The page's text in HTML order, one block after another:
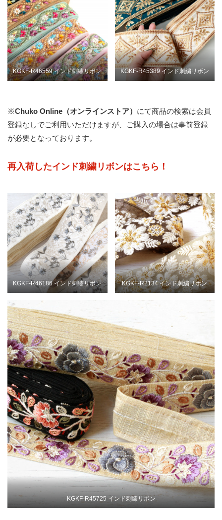
KGKF-R46559 インド刺繍リボン KGKF-R45389 インド刺繍リボン
※Chuko Online（オンラインストア） にて商品の検索は会員
登録なしでご利用いただけますが、ご購入の場合は事前登録
が必要となっております。
再入荷したインド刺繍リボンはこちら！
KGKF-R46186 インド刺繍リボン KGKF-R2134 インド刺繍リボン
KGKF-R45725 インド刺繍リボン